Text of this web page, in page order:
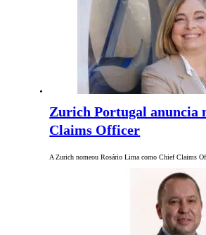
Zurich Portugal anuncia
Claims Officer
A Zurich nomeou Rosário Lima como Chief Claims